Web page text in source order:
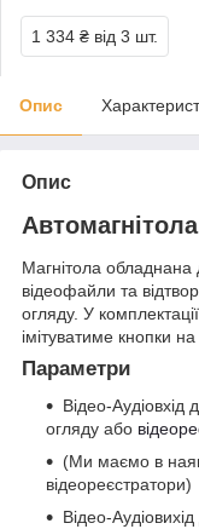
1 334 ₴ від 3 шт.
Опис
Опис
Магнітола
відеофайли та
огляду. У комплектації
імітуватиме кнопки
Параметри
Відео-
огляду або
(Ми маємо в
відеореєстратори)
Відео-